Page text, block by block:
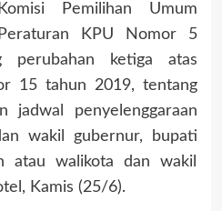
Pemilihan Umum
KPU Nomor 5
perubahan ketiga atas
15 tahun 2019, tentang
jadwal penyelenggaraan
wakil gubernur, bupati
atau walikota dan wakil
Kamis (25/6).